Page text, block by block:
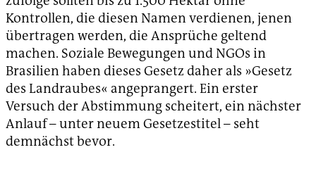
Kontrollen, die diesen Namen verdienen, jenen
übertragen werden, die Ansprüche geltend
machen. Soziale Bewegungen und NGOs in
Brasilien haben dieses Gesetz daher als »Gesetz
des Landraubes« angeprangert. Ein erster
Versuch der Abstimmung scheitert, ein nächster
Anlauf – unter neuem Gesetzestitel – seht
demnächst bevor.